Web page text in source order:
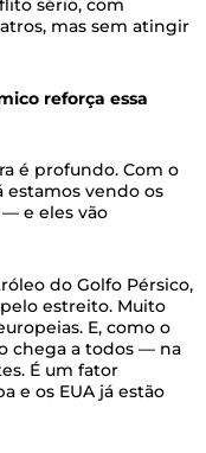
sério, com
mas sem atingir
reforça essa
é profundo. Com o
vendo os
e eles vão
do Golfo Pérsico,
estreito. Muito
E, como o
chega a todos — na
É um fator
e os EUA já estão